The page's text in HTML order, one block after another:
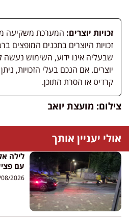
זכויות יוצרים: המערכת משקיעה
זכויות היוצרים בתכנים המופצים
יוצרים. אם הנכם בעלי הזכויות,
קרדיט או הסרת התוכן.
צילום: מועצת יואב
אולי יעניין אותך
עם
2026